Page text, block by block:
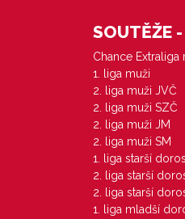
SOUTĚŽE
Chance Extraliga
1. liga muži
2. liga muži JVČ
2. liga muži SZČ
2. liga muži JM
2. liga muži SM
1. liga starší
2. liga starší
2. liga starší
1. liga mladší